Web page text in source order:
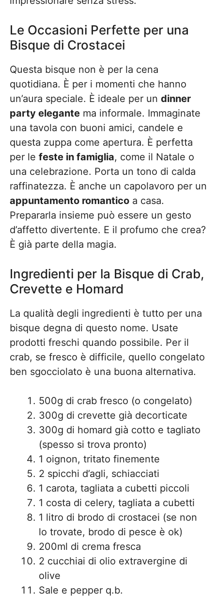
Le Occasioni Perfette per una
Bisque di Crostacei
Questa bisque non è per la cena
quotidiana. È per i momenti che hanno
un’aura speciale. È ideale per un dinner
party elegante ma informale. Immaginate
una tavola con buoni amici, candele e
questa zuppa come apertura. È perfetta
per le feste in famiglia, come il Natale o
una celebrazione. Porta un tono di calda
raffinatezza. È anche un capolavoro per un
appuntamento romantico a casa.
Prepararla insieme può essere un gesto
d’affetto divertente. E il profumo che crea?
È già parte della magia.
Ingredienti per la Bisque di Crab,
Crevette e Homard
La qualità degli ingredienti è tutto per una
bisque degna di questo nome. Usate
prodotti freschi quando possibile. Per il
crab, se fresco è difficile, quello congelato
ben sgocciolato è una buona alternativa.
500g di crab fresco (o congelato)
300g di crevette già decorticate
300g di homard già cotto e tagliato
(spesso si trova pronto)
1 oignon, tritato finemente
2 spicchi d’agli, schiacciati
1 carota, tagliata a cubetti piccoli
1 costa di celery, tagliata a cubetti
1 litro di brodo di crostacei (se non
lo trovate, brodo di pesce è ok)
200ml di crema fresca
2 cucchiai di olio extravergine di
olive
Sale e pepper q.b.